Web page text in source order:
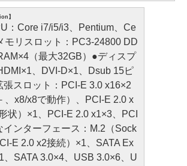
】
：Core i7/i5/i3、Pentium、Ce
モリスロット：PC3-24800 DD
（最大32GB）●ディスプ
、DVI-D×1、Dsub 15ピ
張スロット：PCI-E 3.0 x16×2
、x8/x8で動作）、PCI-E 2.0 x
状）×1、PCI-E 2.0 x1×3、PCI
インターフェース：M.2（Sock
E 2.0 x2接続）×1、SATA Ex
、SATA 3.0×4、USB 3.0×6、U